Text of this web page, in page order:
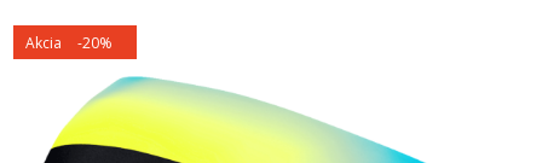
Akcia -20%